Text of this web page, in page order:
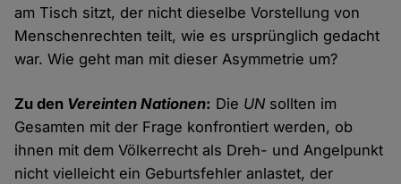
am Tisch sitzt, der nicht dieselbe Vorstellung von
Menschenrechten teilt, wie es ursprünglich gedacht
war. Wie geht man mit dieser Asymmetrie um?
Zu den Vereinten Nationen: Die UN sollten im
Gesamten mit der Frage konfrontiert werden, ob
ihnen mit dem Völkerrecht als Dreh- und Angelpunkt
nicht vielleicht ein Geburtsfehler anlastet, der